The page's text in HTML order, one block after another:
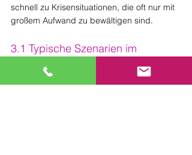
schnell zu Krisensituationen, die oft nur mit
großem Aufwand zu bewältigen sind.
3.1 Typische Szenarien im
Bauwesen